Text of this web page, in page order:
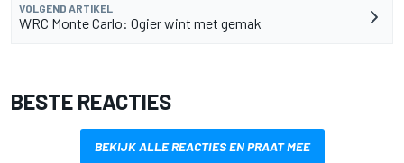
VOLGEND ARTIKEL
WRC Monte Carlo: Ogier wint met gemak
BESTE REACTIES
BEKIJK ALLE REACTIES EN PRAAT MEE